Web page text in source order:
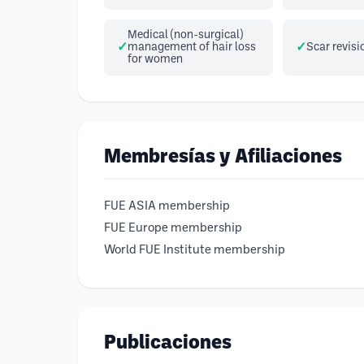
Medical (non-surgical)
management of hair loss
for women
Scar
Membresías y Afiliaciones
FUE ASIA membership
FUE Europe membership
World FUE Institute membership
Publicaciones